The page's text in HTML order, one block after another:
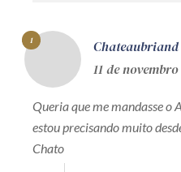
1
Chateaubriand
11 de
Queria que me mandasse
estou precisando muito
Chato